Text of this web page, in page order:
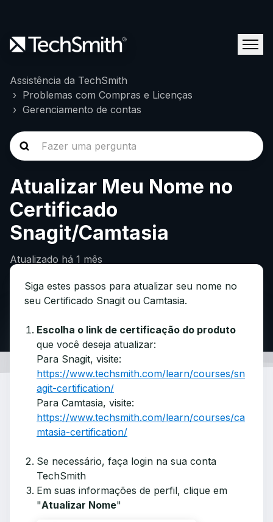
Assistência da TechSmith
Problemas com Compras e Licenças
Gerenciamento de contas
Atualizar Meu Nome no
Certificado
Snagit/Camtasia
Atualizado há 1 mês
Siga estes passos para atualizar seu nome no
seu Certificado Snagit ou Camtasia.
Escolha o link de certificação do produto
que você deseja atualizar:
Para Snagit, visite:
https://www.techsmith.com/learn/courses/sn
agit-certification/
Para Camtasia, visite:
https://www.techsmith.com/learn/courses/ca
mtasia-certification/
Se necessário, faça login na sua conta
TechSmith
Em suas informações de perfil, clique em
"Atualizar Nome"